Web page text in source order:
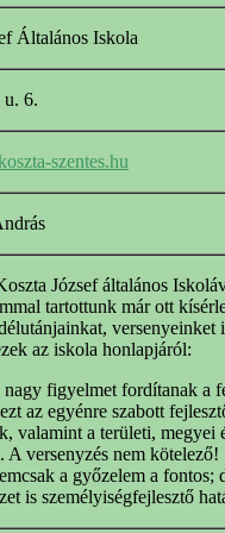
Általános Iskola
u. 6.
szentes.hu
József általános
tartottunk már ott
versenyeinket
az iskola honlapjáról:
figyelmet fordítanak a
az egyénre szabott
valamint a területi, megyei
A versenyzés nem
a győzelem a fontos;
is személyiségfejlesztő